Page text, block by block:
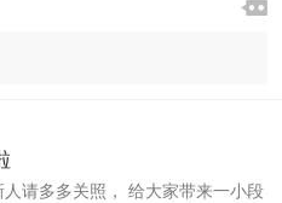


请多多关照， 给大家带来一小段